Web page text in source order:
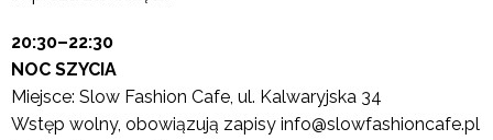
20:30–22:30
NOC SZYCIA
Miejsce: Slow Fashion Cafe, ul. Kalwaryjska 34
Wstęp wolny, obowiązują zapisy info@slowfashioncafe.pl